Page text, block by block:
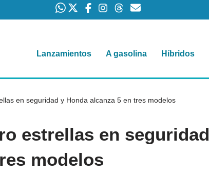
Lanzamientos A gasolina Híbridos
en seguridad y Honda alcanza 5 en tres modelos
estrellas en seguridad
modelos